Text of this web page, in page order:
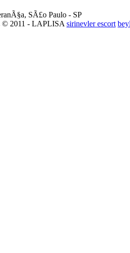
SÃ£o Paulo - SP
© 2011 - LAPLISA sirinevler escort